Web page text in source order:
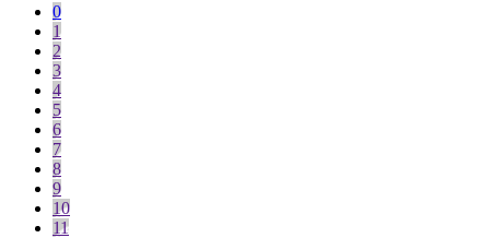
0
1
2
3
4
5
6
7
8
9
10
11